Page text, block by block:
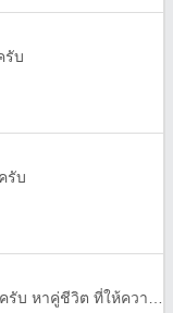
รับ
รับ